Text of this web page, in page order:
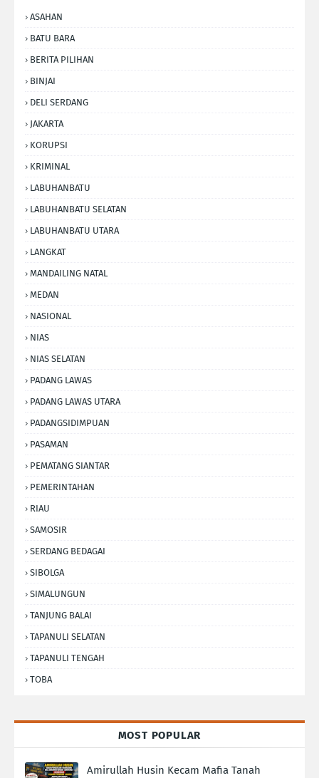
ASAHAN
BATU BARA
BERITA PILIHAN
BINJAI
DELI SERDANG
JAKARTA
KORUPSI
KRIMINAL
LABUHANBATU
LABUHANBATU SELATAN
LABUHANBATU UTARA
LANGKAT
MANDAILING NATAL
MEDAN
NASIONAL
NIAS
NIAS SELATAN
PADANG LAWAS
PADANG LAWAS UTARA
PADANGSIDIMPUAN
PASAMAN
PEMATANG SIANTAR
PEMERINTAHAN
RIAU
SAMOSIR
SERDANG BEDAGAI
SIBOLGA
SIMALUNGUN
TANJUNG BALAI
TAPANULI SELATAN
TAPANULI TENGAH
TOBA
MOST POPULAR
Amirullah Husin Kecam Mafia Tanah